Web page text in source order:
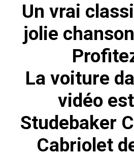
Un vrai
jolie
La voiture
vidéo
Studebaker
Cabriolet